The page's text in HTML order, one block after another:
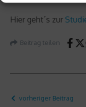
Hier geht´s zur
Beitrag teilen
vorheriger Beitrag